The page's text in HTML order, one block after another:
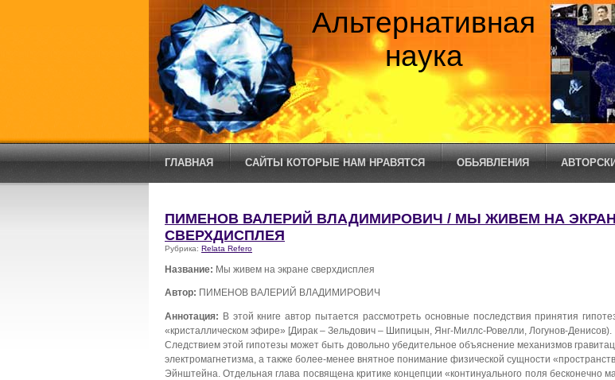
Альтернативная
наука
ГЛАВНАЯ САЙТЫ КОТОРЫЕ НАМ НРАВЯТСЯ ОБЬЯВЛЕНИЯ
ПИМЕНОВ ВАЛЕРИЙ ВЛАДИМИРОВИЧ / МЫ ЖИВЕМ НА
СВЕРХДИСПЛЕЯ
Рубрика: Relata Refero
Название: Мы живем на экране сверхдисплея
Автор: ПИМЕНОВ ВАЛЕРИЙ ВЛАДИМИРОВИЧ
Аннотация: В этой книге автор пытается рассмотреть основные последствия принятия
«кристаллическом эфире» [Дирак – Зельдович – Шипицын, Янг-Миллс-Ровелли, Логунов-Денисов).
Следствием этой гипотезы может быть довольно убедительное объяснение механизмов
электромагнетизма, а также более-менее внятное понимание физической сущности
Эйнштейна. Отдельная глава посвящена критике концепции «континуального поля бесконечно